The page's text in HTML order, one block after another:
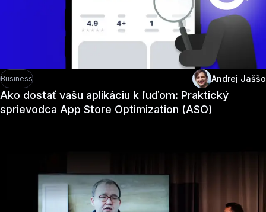
Business Andrej Jaššo
Ako dostať vašu aplikáciu k ľuďom: Praktický
sprievodca App Store Optimization (ASO)